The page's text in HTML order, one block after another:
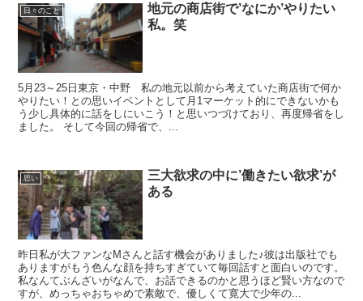
日々のこと
地元の商店街で’なにか’やりたい
私。笑
5月23～25日東京・中野 私の地元以前から考えていた商店街で何か
やりたい！との思いイベントとして月1マーケット的にできないかも
う少し具体的に話をしにいこう！と思いつづけており、再度帰省をし
ました。 そして今回の帰省で、...
思い
三大欲求の中に’働きたい欲求’が
ある
昨日私が大ファンなMさんと話す機会がありました♪彼は出版社でも
ありますがもう色んな顔を持ちすぎていて毎回話すと面白いのです。
私なんてぶんざいがなんで、お話できるのかと思うほど賢い方なので
すが、めっちゃおちゃめで素敵で、優しくて寛大で少年の...